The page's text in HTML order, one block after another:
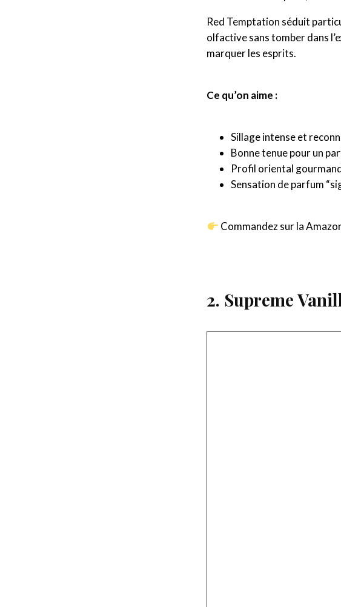
Red Temptation séduit
olfactive sans tomber dans
marquer les esprits.
Ce qu’on aime :
Sillage intense et
Bonne tenue pour un
Profil oriental
Sensation de parfum
Commandez sur la
2. Supreme